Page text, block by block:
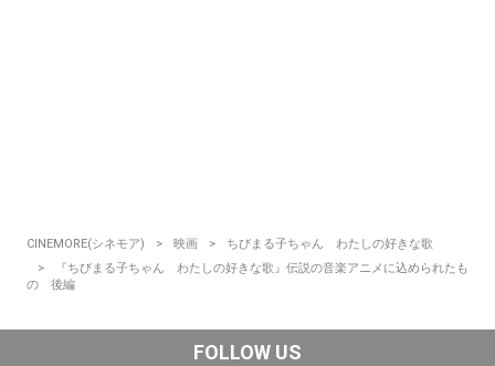
CINEMORE(シネモア) 映画
ちびまる子ちゃん わたしの好きな歌
『ちびまる子ちゃん わたしの好きな歌』伝説の音楽アニメに込められたも
の 後編
FOLLOW US